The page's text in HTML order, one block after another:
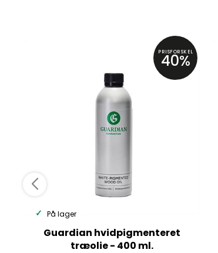
PRISFORSKEL
40%
På lager
Guardian hvidpigmenteret
træolie - 400 ml.